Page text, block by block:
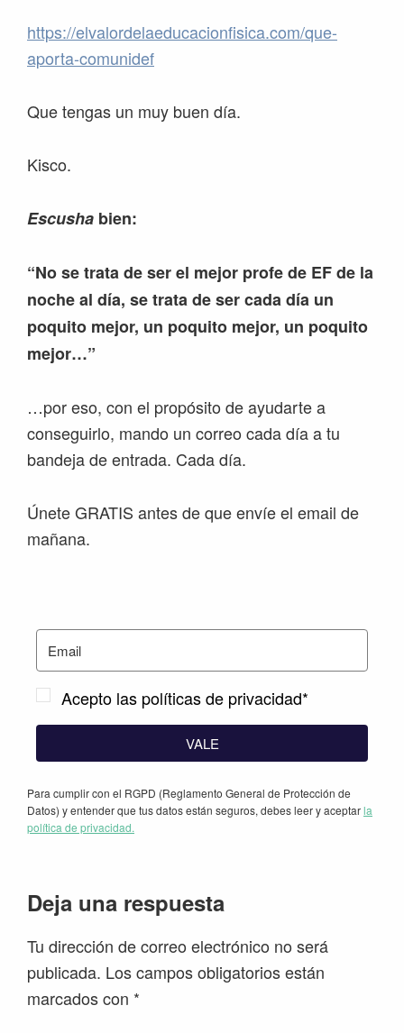
https://elvalordelaeducacionfisica.com/que-
aporta-comunidef
Que tengas un muy buen día.
Kisco.
Escusha bien:
“No se trata de ser el mejor profe de EF de la
noche al día, se trata de ser cada día un
poquito mejor, un poquito mejor, un poquito
mejor…”
…por eso, con el propósito de ayudarte a
conseguirlo, mando un correo cada día a tu
bandeja de entrada. Cada día.
Únete GRATIS antes de que envíe el email de
mañana.
Acepto las políticas de privacidad*
VALE
Para cumplir con el RGPD (Reglamento General de Protección de
Datos) y entender que tus datos están seguros, debes leer y aceptarla
política de privacidad.
Interacciones
los
lectores
Deja una respuesta
Tu dirección de correo electrónico no será
publicada. Los campos obligatorios están
marcados con *